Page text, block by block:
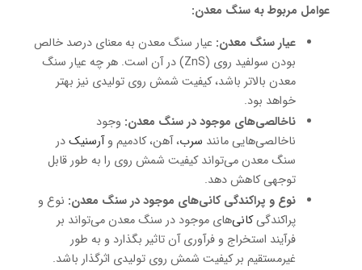
عوامل مربوط به سنگ معدن:
عیار سنگ معدن: عیار سنگ معدن به معنای درصد خالص
بودن سولفید روی (ZnS) در آن است. هر چه عیار سنگ
معدن بالاتر باشد، کیفیت شمش روی تولیدی نیز بهتر
خواهد بود.
ناخالصی‌های موجود در سنگ معدن: وجود
ناخالصی‌هایی مانند سرب، آهن، کادمیم وآرسنیکدر
سنگ معدن می‌تواند کیفیت شمش روی را به طور قابل
توجهی کاهش دهد.
نوع و پراکندگی کانی‌های موجود در سنگ معدن: نوع و
پراکندگیکانی‌های موجود در سنگ معدن می‌تواند بر
فرآیند استخراج و فرآوری آن تاثیر بگذارد و به طور
غیرمستقیم بر کیفیت شمش روی تولیدی اثرگذار باشد.